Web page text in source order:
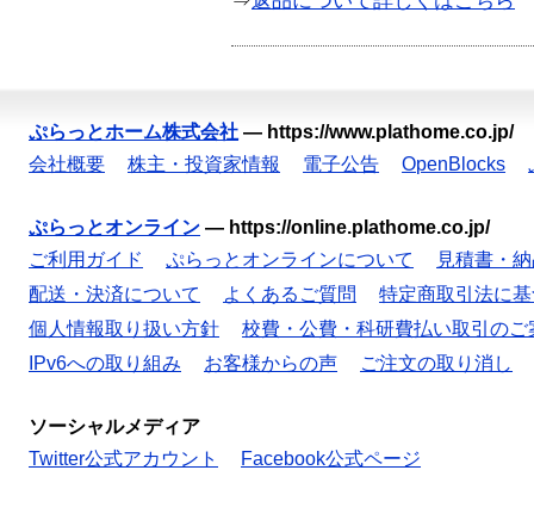
ぷらっとホーム株式会社 — https://www.plathome.co.jp/
会社概要
株主・投資家情報 電子公告 OpenBlocks
ぷらっとオンライン — https://online.plathome.co.jp/
ご利用ガイド
ぷらっとオンラインについて
見積書・
配送・決済について
よくあるご質問
特定商取引法に
個人情報取り扱い方針
校費・公費・科研費払い取引のご
IPv6への取り組み
お客様からの声 ご注文の取り消し
ソーシャルメディア
Twitter公式アカウント
Facebook公式ページ